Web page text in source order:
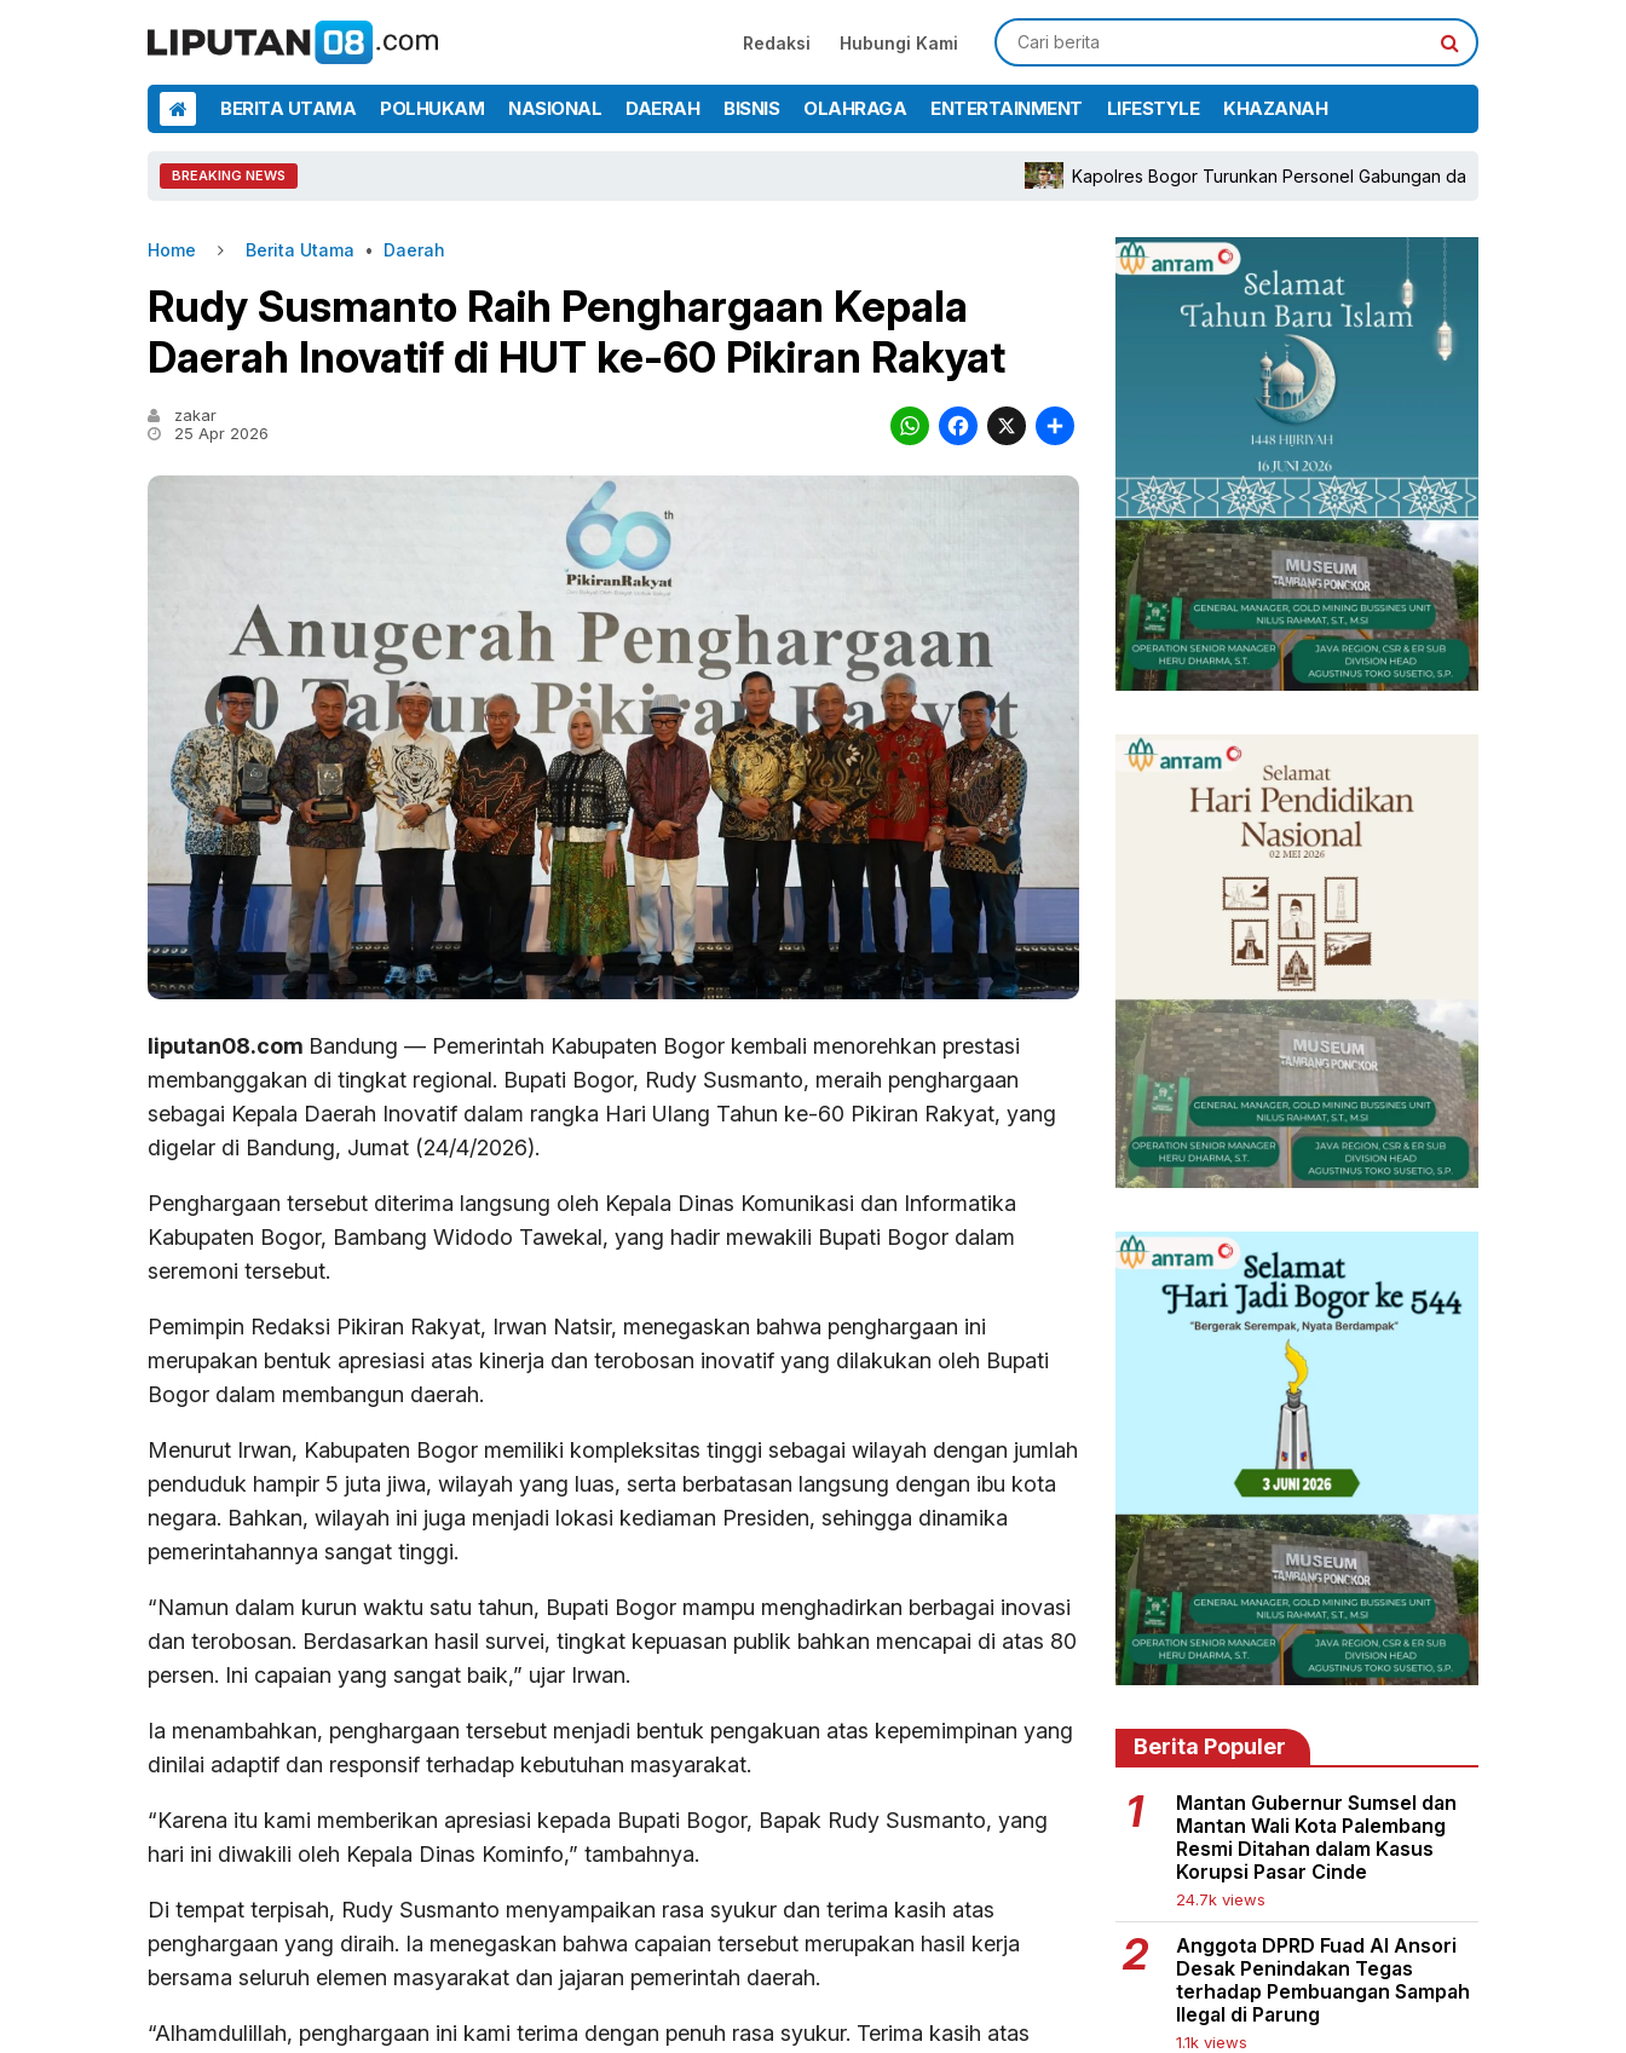
Redaksi Hubungi Kami
BERITA UTAMA POLHUKAM NASIONAL DAERAH BISNIS OLAHRAGA ENTERTAINMENT LIFESTYLE KHAZANAH
BREAKING NEWS Kapolres Bogor Turunkan Personel Gabungan dan Brimob, Prioritaskan
Home Berita Utama • Daerah
Rudy Susmanto Raih Penghargaan Kepala
Daerah Inovatif di HUT ke-60 Pikiran Rakyat
zakar
25 Apr 2026
WhatsApp
Facebook
X
liputan08.com Bandung — Pemerintah Kabupaten Bogor kembali menorehkan prestasi
membanggakan di tingkat regional. Bupati Bogor, Rudy Susmanto, meraih penghargaan
sebagai Kepala Daerah Inovatif dalam rangka Hari Ulang Tahun ke-60 Pikiran Rakyat, yang
digelar di Bandung, Jumat (24/4/2026).
Penghargaan tersebut diterima langsung oleh Kepala Dinas Komunikasi dan Informatika
Kabupaten Bogor, Bambang Widodo Tawekal, yang hadir mewakili Bupati Bogor dalam
seremoni tersebut.
Pemimpin Redaksi Pikiran Rakyat, Irwan Natsir, menegaskan bahwa penghargaan ini
merupakan bentuk apresiasi atas kinerja dan terobosan inovatif yang dilakukan oleh Bupati
Bogor dalam membangun daerah.
Menurut Irwan, Kabupaten Bogor memiliki kompleksitas tinggi sebagai wilayah dengan jumlah
penduduk hampir 5 juta jiwa, wilayah yang luas, serta berbatasan langsung dengan ibu kota
negara. Bahkan, wilayah ini juga menjadi lokasi kediaman Presiden, sehingga dinamika
pemerintahannya sangat tinggi.
“Namun dalam kurun waktu satu tahun, Bupati Bogor mampu menghadirkan berbagai inovasi
dan terobosan. Berdasarkan hasil survei, tingkat kepuasan publik bahkan mencapai di atas 80
persen. Ini capaian yang sangat baik,” ujar Irwan.
Ia menambahkan, penghargaan tersebut menjadi bentuk pengakuan atas kepemimpinan yang
dinilai adaptif dan responsif terhadap kebutuhan masyarakat.
“Karena itu kami memberikan apresiasi kepada Bupati Bogor, Bapak Rudy Susmanto, yang
hari ini diwakili oleh Kepala Dinas Kominfo,” tambahnya.
Di tempat terpisah, Rudy Susmanto menyampaikan rasa syukur dan terima kasih atas
penghargaan yang diraih. Ia menegaskan bahwa capaian tersebut merupakan hasil kerja
bersama seluruh elemen masyarakat dan jajaran pemerintah daerah.
“Alhamdulillah, penghargaan ini kami terima dengan penuh rasa syukur. Terima kasih atas
Berita Populer
Mantan Gubernur Sumsel dan
Mantan Wali Kota Palembang
Resmi Ditahan dalam Kasus
Korupsi Pasar Cinde
24.7k views
Anggota DPRD Fuad Al Ansori
Desak Penindakan Tegas
terhadap Pembuangan Sampah
Ilegal di Parung
1.1k views